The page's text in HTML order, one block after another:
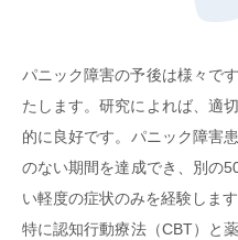
パニック障害の予後は様々で
たします。研究によれば、適
的に良好です。パニック障害
のない期間を達成でき、別の
い軽度の症状のみを経験します
特に認知行動療法（CBT）と